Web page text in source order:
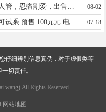
08-02
平衡车:平衡车，配件齐全，可试乘 预售:100元元 电话13031908083 07-18
仔细辨别信息真伪，对于虚假类等
切责任。
All Rights Reserved.
网站地图